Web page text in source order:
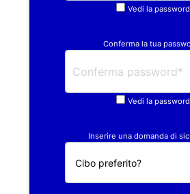
Vedi la password
Conferma la tua
Vedi la password
Inserire una domanda di